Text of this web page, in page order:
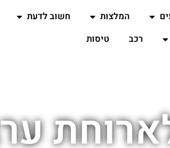
המלצות
חשוב לדעת
רכב טיסות